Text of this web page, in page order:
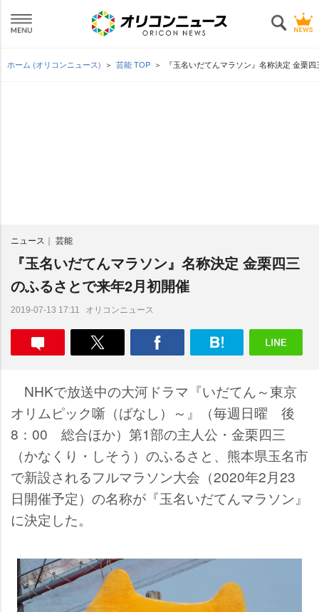
ホーム (オリコンニュース) 芸能 TOP 『玉名いだてんマラソン』名称決定 金栗
ニュース 芸能
『玉名いだてんマラソン』名称決定 金栗四三
のふるさとで来年2月初開催
2019-07-13 17:11 オリコンニュース
NHKで放送中の大河ドラマ『いだてん～東京
オリムピック噺（ばなし）～』（毎週日曜 後
8：00 総合ほか）第1部の主人公・金栗四三
（かなくり・しそう）のふるさと、熊本県玉名市
で新設されるフルマラソン大会（2020年2月23
日開催予定）の名称が『玉名いだてんマラソン』
に決定した。